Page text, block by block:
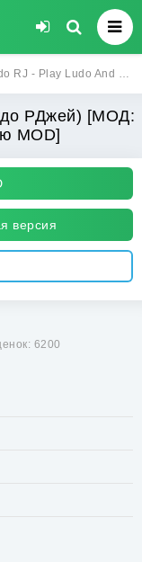
Деньги, Монеты и Меню MOD] | Взлом Ludo RJ - Play Ludo And Win на Андроид
РДжей) [МОД:
MOD]
версия
6200